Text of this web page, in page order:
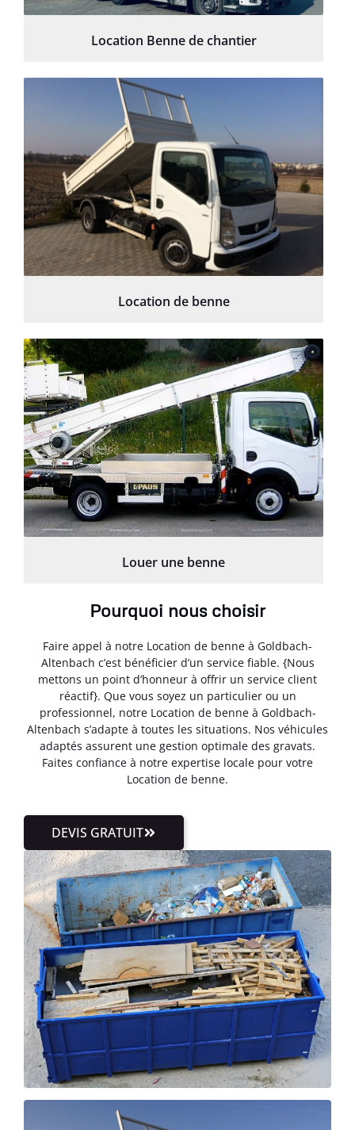
Location Benne de chantier
Location de benne
Louer une benne
Pourquoi nous choisir
Faire appel à notre Location de benne à Goldbach-
Altenbach c’est bénéficier d’un service fiable. {Nous
mettons un point d’honneur à offrir un service client
réactif}. Que vous soyez un particulier ou un
professionnel, notre Location de benne à Goldbach-
Altenbach s’adapte à toutes les situations. Nos véhicules
adaptés assurent une gestion optimale des gravats.
Faites confiance à notre expertise locale pour votre
Location de benne.
DEVIS GRATUIT